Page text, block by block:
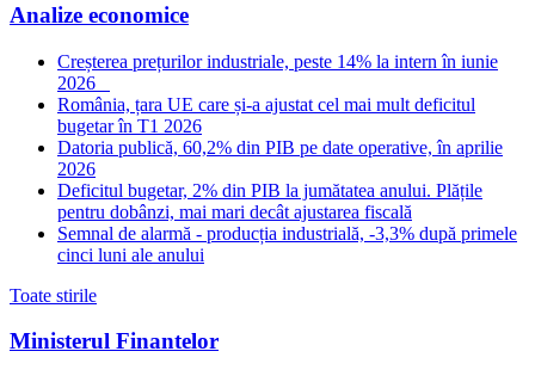
Analize economice
Creșterea prețurilor industriale, peste 14% la intern în iunie
2026
România, țara UE care și-a ajustat cel mai mult deficitul
bugetar în T1 2026
Datoria publică, 60,2% din PIB pe date operative, în aprilie
2026
Deficitul bugetar, 2% din PIB la jumătatea anului. Plățile
pentru dobânzi, mai mari decât ajustarea fiscală
Semnal de alarmă - producția industrială, -3,3% după primele
cinci luni ale anului
Toate stirile
Ministerul Finantelor